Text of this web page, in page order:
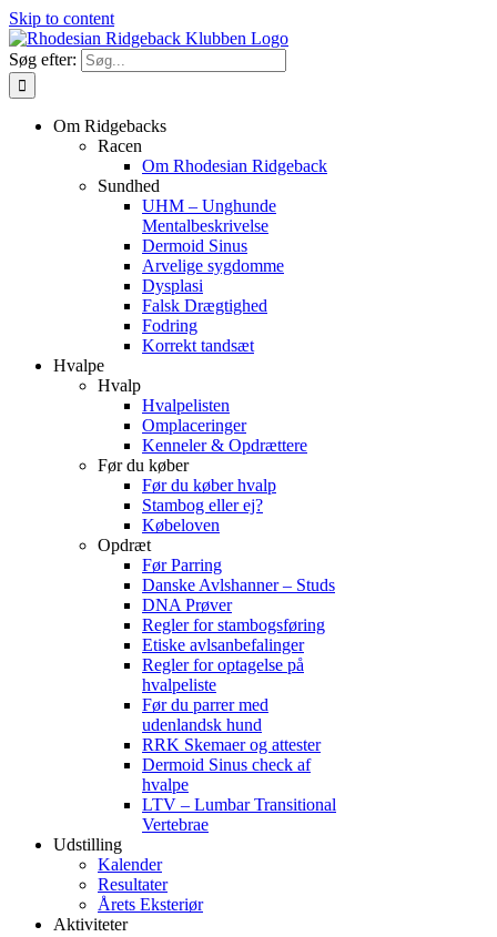
Skip to content
Søg efter:
Om Ridgebacks
Racen
Om Rhodesian Ridgeback
Sundhed
UHM – Unghunde
Mentalbeskrivelse
Dermoid Sinus
Arvelige sygdomme
Dysplasi
Falsk Drægtighed
Fodring
Korrekt tandsæt
Hvalpe
Hvalp
Hvalpelisten
Omplaceringer
Kenneler & Opdrættere
Før du køber
Før du køber hvalp
Stambog eller ej?
Købeloven
Opdræt
Før Parring
Danske Avlshanner – Studs
DNA Prøver
Regler for stambogsføring
Etiske avlsanbefalinger
Regler for optagelse på
hvalpeliste
Før du parrer med
udenlandsk hund
RRK Skemaer og attester
Dermoid Sinus check af
hvalpe
LTV – Lumbar Transitional
Vertebrae
Udstilling
Kalender
Resultater
Årets Eksteriør
Aktiviteter